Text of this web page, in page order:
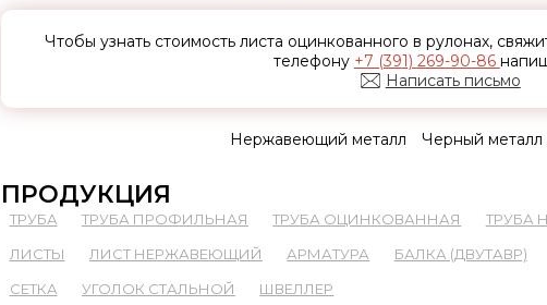
Чтобы узнать стоимость листа оцинкованного в рулонах,
телефону +7 (391) 269-90-86
Написать письмо
Нержавеющий металл Черный металл
ПРОДУКЦИЯ
ТРУБА ТРУБА ПРОФИЛЬНАЯ ТРУБА ОЦИНКОВАННАЯ ТРУБА
ЛИСТЫ
ЛИСТ НЕРЖАВЕЮЩИЙ АРМАТУРА БАЛКА (ДВУТАВР)
СЕТКА
УГОЛОК СТАЛЬНОЙ ШВЕЛЛЕР